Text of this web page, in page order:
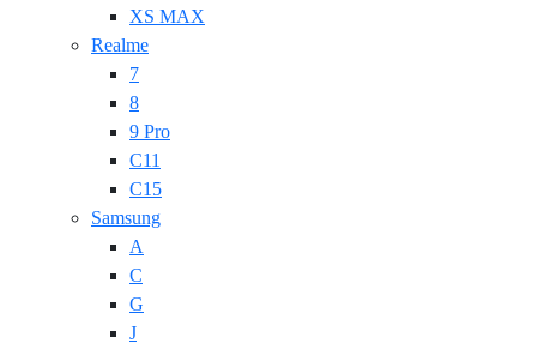
XS MAX
Realme
7
8
9 Pro
C11
C15
Samsung
A
C
G
J